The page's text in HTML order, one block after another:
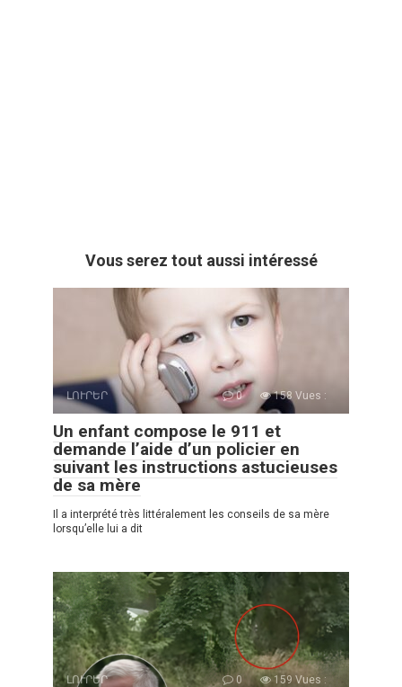
Vous serez tout aussi intéressé
ԼՈՒՐԵՐ 0 158 Vues :
Un enfant compose le 911 et
demande l’aide d’un policier en
suivant les instructions astucieuses
de sa mère
Il a interprété très littéralement les conseils de sa mère
lorsqu’elle lui a dit
ԼՈՒՐԵՐ 0 159 Vues :